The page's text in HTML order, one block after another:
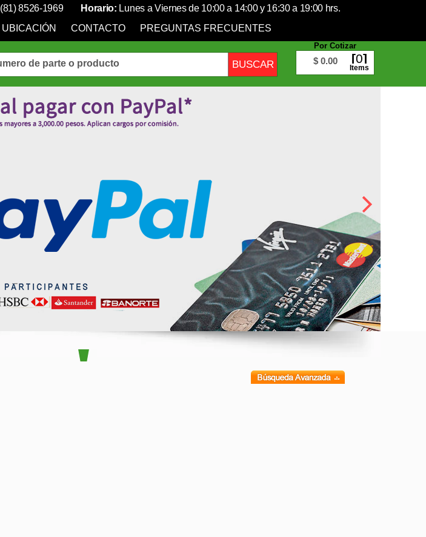
(81) 8526-1969 Horario: Lunes a Viernes de 10:00 a 14:00 y 16:30 a 19:00 hrs.
UBICACIÓN CONTACTO PREGUNTAS FRECUENTES
Por Cotizar
$ 0.00 0
Items